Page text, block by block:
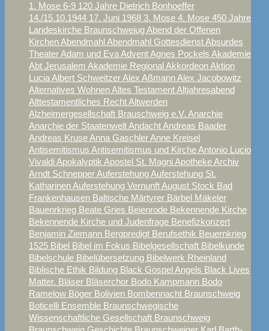
1. Mose 6-9 120 Jahre Dietrich Bonhoeffer
14./15.10.1944 17. Juni 1968 3. Mose 4. Mose 450 Jahre
Landeskirche BraunschweiugAbend der Offenen
KirchenAbendmahlAbendmahl GottesdienstAbsurdes
TheaterAdam und EvaAdventAgnes Pockels Akademie
Abt Jerusalem Akademie RegionalAkkordeonAktion
LuciaAlbert SchweitzerAlex AßmannAlex Jacobowitz
Alternatives WohnenAltes TestamentAltjahresabend
Alttestamentliches RechtAltwerden
Alzheimergesellschaft Brauschweig e.V. Anarchie
Anarchie der StaatenweltAndachtAndreas Baader
Andreas KruseAnna GaschlerAnne Kreisel
Antisemitismus Antisemitismus und KircheAntonio Lucio
VivaldiApokalyptik Apostel St. MagniApothekeArchiv
Arndt SchnepperAuferstehungAuferstehung St.
KatharinenAuferstehung VernunftAugust Stock Bad
Frankenhausen Baltische Märtyrer Bärbel Mäkeler
Bauenrkrieg Beate Gries Beienrode Bekennende Kirche
Bekennende Kirche und Judenfrage Benefizkonzert
Benjamin Ziemann Bergpredigt Berufsethik Beuernkrieg
1525 Bibel Bibel im Fokus Bibelgesellschaft Bibelkunde
Bibelschule Bibelübersetzung Bibelwerk Rheinland
Biblische Ethik Bildung Black Gospel Angels Black Lives
Matter. Bläser Bläserchor Bodo Kampmann Bodo
Ramelow Böger Bolivien Bombennacht Braunschweig
Boticelli Ensemble Braunschwegische
Wissenschaftliche Gesellschaft Braunschweig